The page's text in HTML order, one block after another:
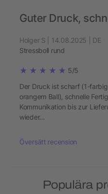
Guter Druck,
Holger S | 14.08.2025 | DE
Stressboll rund
5/5
Der Druck ist scharf (1-
orangem Ball), schnelle
Kommunikation bis zur
wieder…
Översätt recension
Populära